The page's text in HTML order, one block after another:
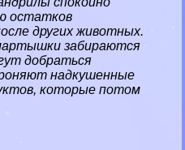
остатков
других животных.
забираются
добраться
надкушенные
которые потом